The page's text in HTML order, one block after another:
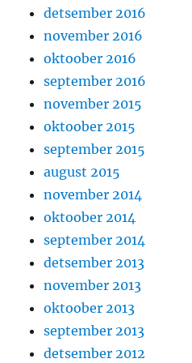
detsember 2016
november 2016
oktoober 2016
september 2016
november 2015
oktoober 2015
september 2015
august 2015
november 2014
oktoober 2014
september 2014
detsember 2013
november 2013
oktoober 2013
september 2013
detsember 2012